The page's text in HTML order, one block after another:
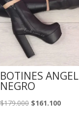
BOTINES ANGEL
NEGRO
$179.000 El
$161.100El